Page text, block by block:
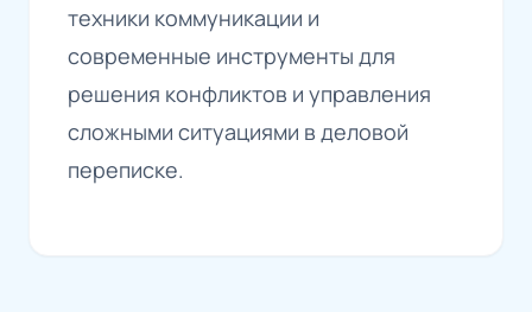
техники коммуникации и
современные инструменты для
решения конфликтов и управления
сложными ситуациями в деловой
переписке.